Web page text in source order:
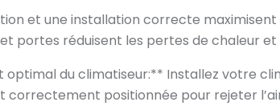
et une installation correcte
portes réduisent les pertes de chaleur
du climatiseur:** Installez votre
correctement positionnée pour rejeter